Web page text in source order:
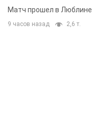
Матч прошел в Люблине
9 часов назад 2,6 т.